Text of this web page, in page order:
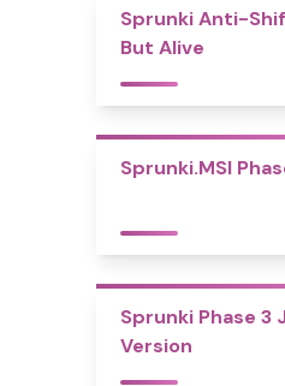
Sprunki Anti-
But Alive
Sprunki.MSI
Sprunki Phase 3
Version